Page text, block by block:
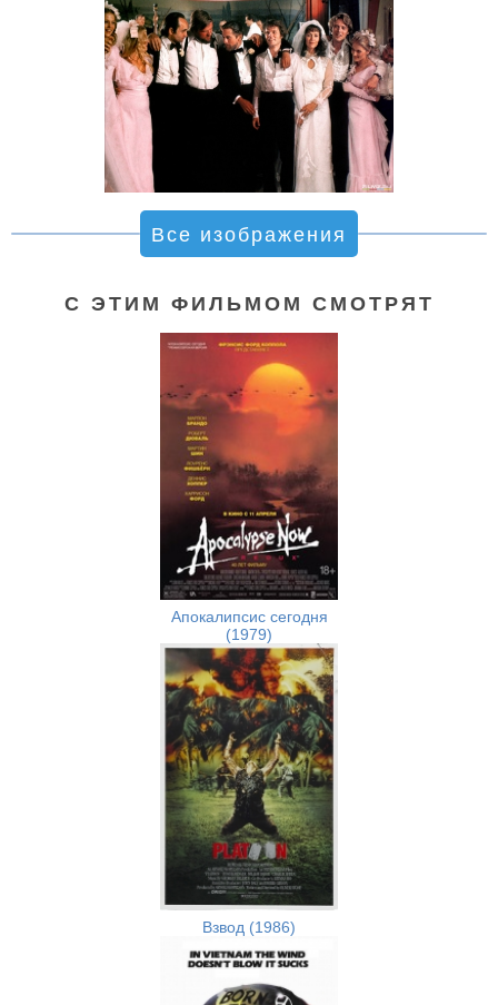
Все изображения
С ЭТИМ ФИЛЬМОМ СМОТРЯТ
Апокалипсис сегодня
(1979)
Взвод (1986)